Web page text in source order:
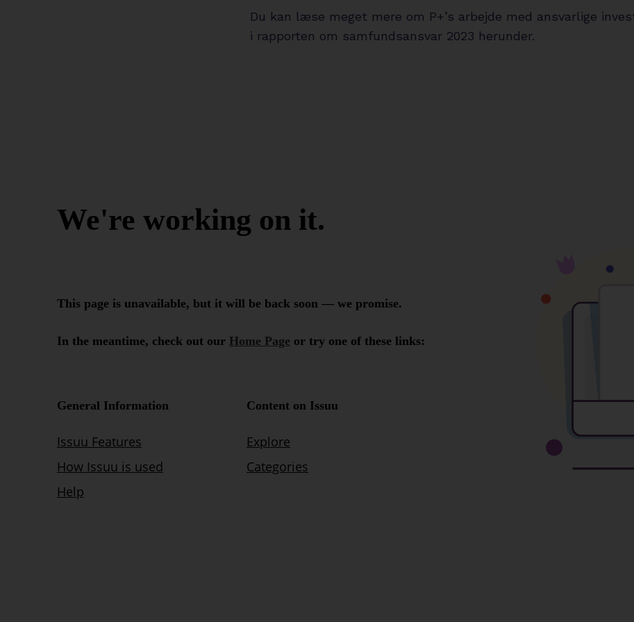
Du kan læse meget mere om P+’s arbejde med ansvarlige
i rapporten om samfundsansvar 2023 herunder.